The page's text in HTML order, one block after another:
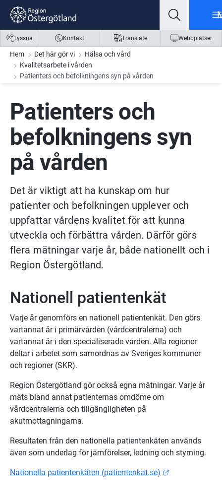
Gå till innehåll
Gå till meny
Gå till sidfot
Lyssna Kontakt Translate Webbplatser
Hem Det här gör vi
Hälsa och vård
Kvalitetsarbete i vården
Patienters och befolkningens syn på vården
Patienters och
befolkningens syn
på vården
Det är viktigt att ha kunskap om hur
patienter och befolkningen upplever och
uppfattar vårdens kvalitet för att kunna
utveckla och förbättra vården. Därför görs
flera mätningar varje år, både nationellt och i
Region Östergötland.
Nationell patientenkät
Varje år genomförs en nationell patientenkät. Den görs
vartannat år i primärvården (vårdcentralerna) och
vartannat år i den specialiserade vården. Alla regioner
deltar i arbetet som samordnas av Sveriges kommuner
och regioner (SKR).
Region Östergötland gör också egna mätningar. Varje år
mäts bland annat patienternas omdöme om
vårdcentralerna och tillgängligheten på
akutmottagningarna.
Resultaten från den nationella patientenkäten används
även som underlag för jämförelser, ledning och styrning.
Nationella patientenkäten (patientenkat.se)